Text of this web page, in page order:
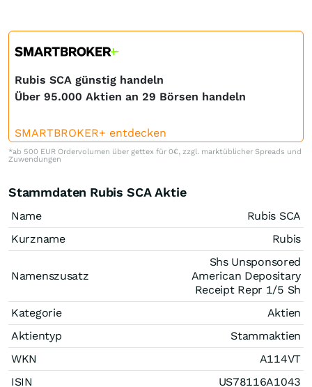
Rubis SCA günstig handeln
Über 95.000 Aktien an 29 Börsen handeln
SMARTBROKER+ entdecken
*ab 500 EUR Ordervolumen über gettex für 0€, zzgl. marktüblicher Spreads und
Zuwendungen
Stammdaten Rubis SCA Aktie
Name
Rubis SCA
Kurzname
Rubis
Namenszusatz
Shs Unsponsored
American Depositary
Receipt Repr 1/5 Sh
Kategorie
Aktien
Aktientyp
Stammaktien
WKN
A114VT
ISIN
US78116A1043